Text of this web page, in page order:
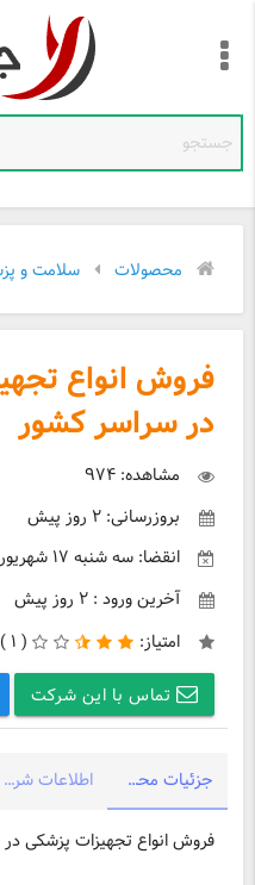
محصولات سلامت و
فروش انواع
در سراسر کشور
مشاهده: ۹۷۴
بروزرسانی: ۲ روز پیش
انقضا: سه شنبه ۱۷ شهریور ۱۴۰۵
آخرین ورود : ۲ روز پیش
امتیاز:
( ۱ )
تماس با این شرکت
جزئیات محصول اطلاعات شرکت
فروش انواع تجهیزات پزشکی